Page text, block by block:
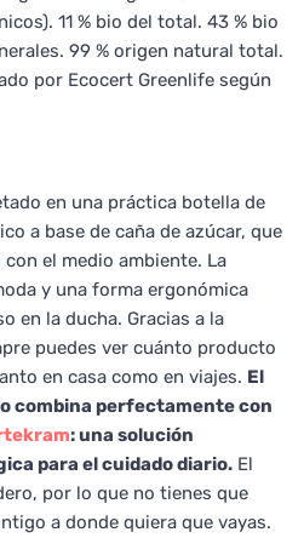
11 % bio del total. 43 % bio
99 % origen natural total.
por Ecocert Greenlife según
en una práctica botella de
a base de caña de azúcar, que
el medio ambiente. La
y una forma ergonómica
en la ducha. Gracias a la
puedes ver cuánto producto
en casa como en viajes. El
combina perfectamente con
: una solución
para el cuidado diario. El
por lo que no tienes que
a donde quiera que vayas.